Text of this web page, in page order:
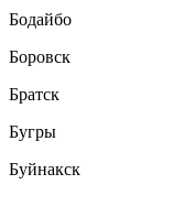
Бодайбо
Боровск
Братск
Бугры
Буйнакск